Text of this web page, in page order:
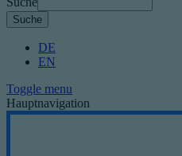
DE
EN
Toggle menu
Hauptnavigation